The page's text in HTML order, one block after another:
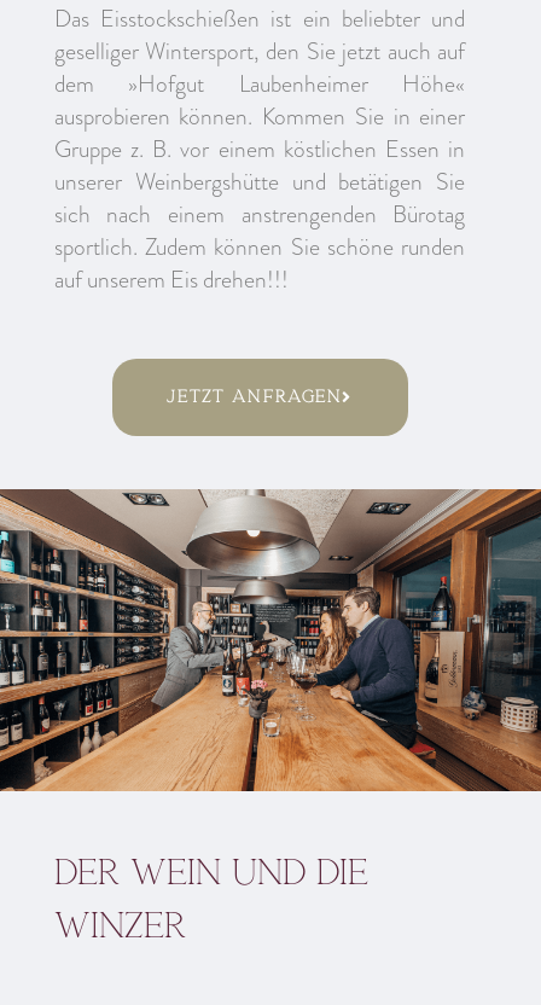
Das Eisstockschießen ist ein beliebter und
geselliger Wintersport, den Sie jetzt auch auf
dem »Hofgut Laubenheimer Höhe«
ausprobieren können. Kommen Sie in einer
Gruppe z. B. vor einem köstlichen Essen in
unserer Weinbergshütte und betätigen Sie
sich nach einem anstrengenden Bürotag
sportlich. Zudem können Sie schöne runden
auf unserem Eis drehen!!!
Jetzt anfragen
Der Wein und die
Winzer